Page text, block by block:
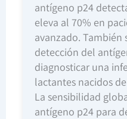
antígeno p24
eleva al 70% en
avanzado.
detección del
diagnosticar una
lactantes nacidos
La sensibilidad
antígeno p24 para